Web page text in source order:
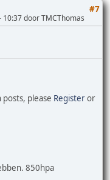
#7
10:37 door TMCThomas
please Registeror
850hpa